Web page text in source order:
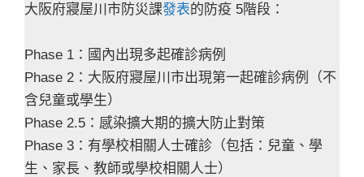
大阪府寢屋川市防災課發表的防疫 5階段：
Phase 1：國內出現多起確診病例
Phase 2：大阪府寢屋川市出現第一起確診病例（不
含兒童或學生）
Phase 2.5：感染擴大期的擴大防止對策
Phase 3：有學校相關人士確診（包括：兒童、學
生、家長、教師或學校相關人士）